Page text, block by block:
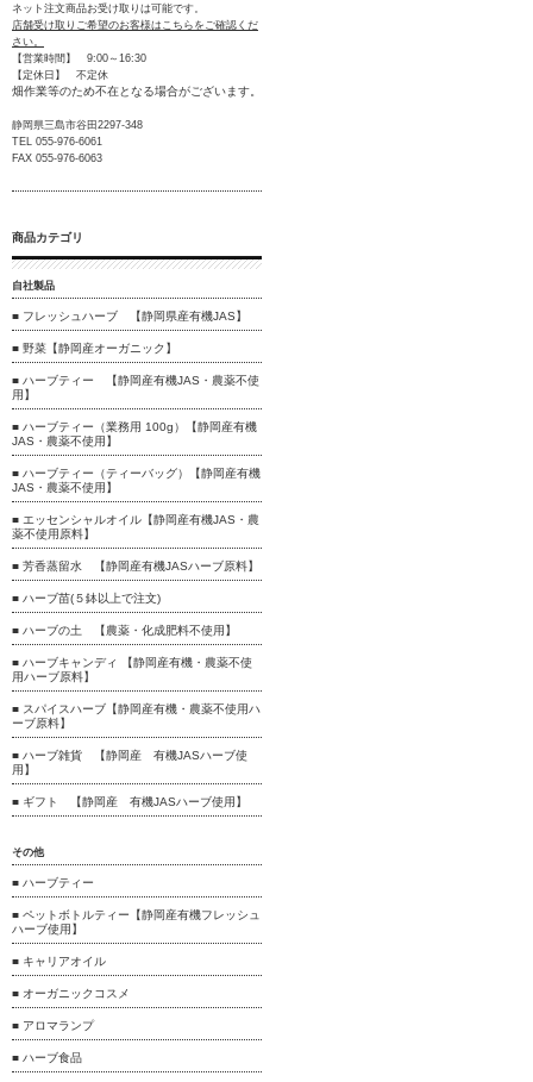
ネット注文商品お受け取りは可能です。
店舗受け取りご希望のお客様はこちらをご確認くだ
さい。
【営業時間】 9:00～16:30
【定休日】 不定休
畑作業等のため不在となる場合がございます。
静岡県三島市谷田2297-348
TEL 055-976-6061
FAX 055-976-6063
商品カテゴリ
自社製品
■ フレッシュハーブ 【静岡県産有機JAS】
■ 野菜【静岡産オーガニック】
■ ハーブティー 【静岡産有機JAS・農薬不使
用】
■ ハーブティー（業務用 100g）【静岡産有機
JAS・農薬不使用】
■ ハーブティー（ティーバッグ）【静岡産有機
JAS・農薬不使用】
■ エッセンシャルオイル【静岡産有機JAS・農
薬不使用原料】
■ 芳香蒸留水 【静岡産有機JASハーブ原料】
■ ハーブ苗(５鉢以上で注文)
■ ハーブの土 【農薬・化成肥料不使用】
■ ハーブキャンディ 【静岡産有機・農薬不使
用ハーブ原料】
■ スパイスハーブ【静岡産有機・農薬不使用ハ
ーブ原料】
■ ハーブ雑貨 【静岡産 有機JASハーブ使
用】
■ ギフト 【静岡産 有機JASハーブ使用】
その他
■ ハーブティー
■ ペットボトルティー【静岡産有機フレッシュ
ハーブ使用】
■ キャリアオイル
■ オーガニックコスメ
■ アロマランプ
■ ハーブ食品